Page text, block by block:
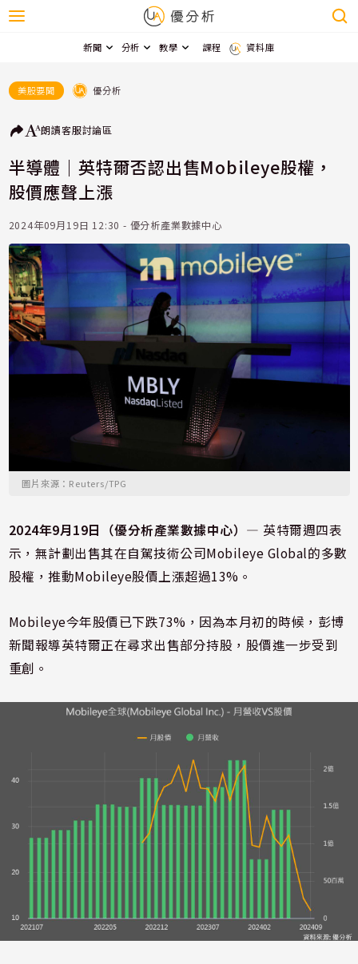
新聞 分析 教學 課程 資料庫
美股要聞 優分析
朗讀客服討論區
半導體｜英特爾否認出售Mobileye股權，
股價應聲上漲
2024年09月19日 12:30 - 優分析產業數據中心
圖片來源：Reuters/TPG
2024年9月19日（優分析產業數據中心） — 英特爾週四表
示，無計劃出售其在自駕技術公司Mobileye Global的多數
股權，推動Mobileye股價上漲超過13%。
Mobileye今年股價已下跌73%，因為本月初的時候，彭博
新聞報導英特爾正在尋求出售部分持股，股價進一步受到
重創。